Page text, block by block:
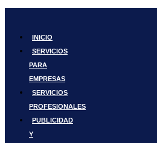
Ir
INICIO
SERVICIOS
PARA
EMPRESAS
SERVICIOS
PROFESIONALES
PUBLICIDAD
Y